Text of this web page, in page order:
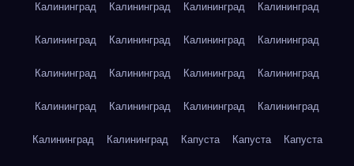
Калининград Калининград Калининград Калининград
Калининград Калининград Калининград Калининград
Калининград Калининград Калининград Калининград
Калининград Калининград Калининград Калининград
Калининград Калининград Капуста Капуста Капуста